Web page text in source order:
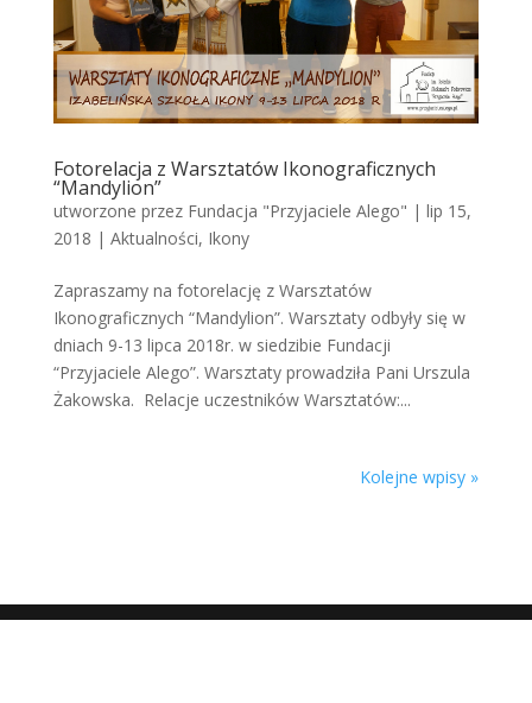
Fotorelacja z Warsztatów Ikonograficznych
“Mandylion”
utworzone przez Fundacja "Przyjaciele Alego" | lip 15,
2018 | Aktualności, Ikony
Zapraszamy na fotorelację z Warsztatów
Ikonograficznych “Mandylion”. Warsztaty odbyły się w
dniach 9-13 lipca 2018r. w siedzibie Fundacji
“Przyjaciele Alego”. Warsztaty prowadziła Pani Urszula
Żakowska. Relacje uczestników Warsztatów:...
Kolejne wpisy »